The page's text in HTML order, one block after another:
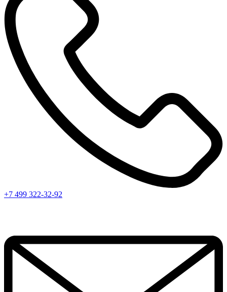
+7 499 322-32-92